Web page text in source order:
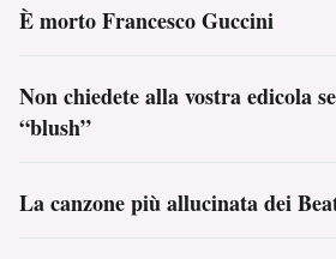
È morto Francesco Guccini
Non chiedete alla vostra edicola
“blush”
La canzone più allucinata dei